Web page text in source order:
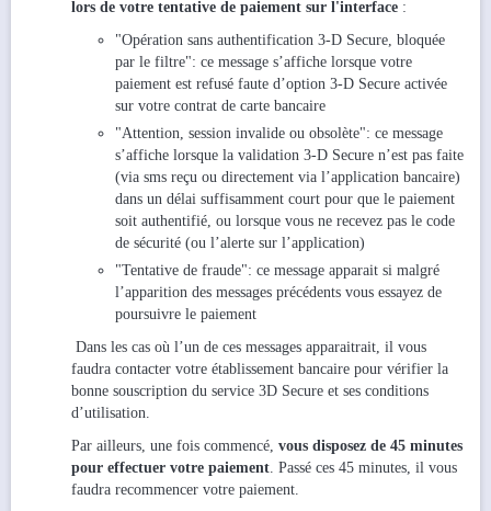
lors de votre tentative de paiement sur l'interface :
"Opération sans authentification 3-D Secure, bloquée
par le filtre": ce message s’affiche lorsque votre
paiement est refusé faute d’option 3-D Secure activée
sur votre contrat de carte bancaire
"Attention, session invalide ou obsolète": ce message
s’affiche lorsque la validation 3-D Secure n’est pas faite
(via sms reçu ou directement via l’application bancaire)
dans un délai suffisamment court pour que le paiement
soit authentifié, ou lorsque vous ne recevez pas le code
de sécurité (ou l’alerte sur l’application)
"Tentative de fraude": ce message apparait si malgré
l’apparition des messages précédents vous essayez de
poursuivre le paiement
Dans les cas où l’un de ces messages apparaitrait, il vous
faudra contacter votre établissement bancaire pour vérifier la
bonne souscription du service 3D Secure et ses conditions
d’utilisation.
Par ailleurs, une fois commencé, vous disposez de 45 minutes
pour effectuer votre paiement. Passé ces 45 minutes, il vous
faudra recommencer votre paiement.